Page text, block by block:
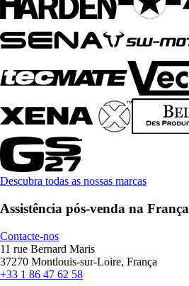
Descubra todas as nossas marcas
Assistência pós-venda na França
Contacte-nos
11 rue Bernard Maris
37270 Montlouis-sur-Loire, França
+33 1 86 47 62 58